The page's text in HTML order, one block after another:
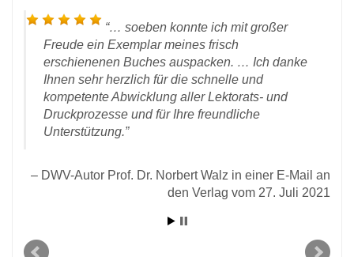
… soeben konnte ich mit großer
Freude ein Exemplar meines frisch
erschienenen Buches auspacken. … Ich danke
Ihnen sehr herzlich für die schnelle und
kompetente Abwicklung aller Lektorats- und
Druckprozesse und für Ihre freundliche
Unterstützung.
DWV-Autor Prof. Dr. Norbert Walz in einer E-Mail an
den Verlag vom 27. Juli 2021